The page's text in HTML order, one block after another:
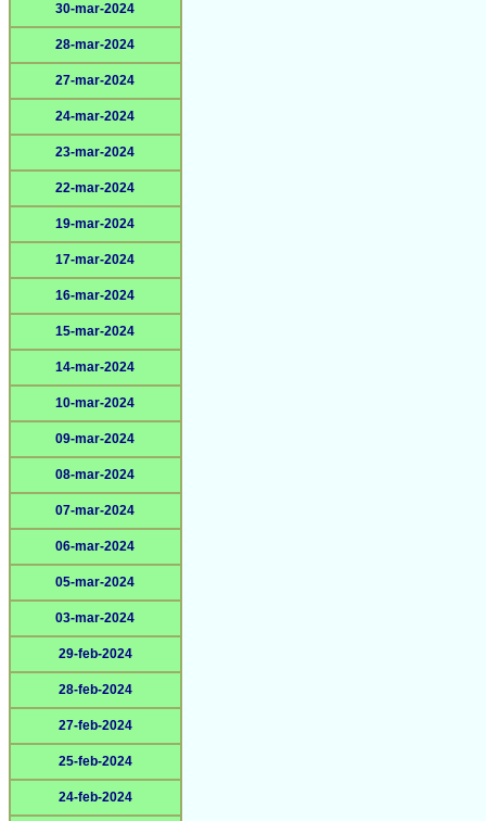
30-mar-2024
28-mar-2024
27-mar-2024
24-mar-2024
23-mar-2024
22-mar-2024
19-mar-2024
17-mar-2024
16-mar-2024
15-mar-2024
14-mar-2024
10-mar-2024
09-mar-2024
08-mar-2024
07-mar-2024
06-mar-2024
05-mar-2024
03-mar-2024
29-feb-2024
28-feb-2024
27-feb-2024
25-feb-2024
24-feb-2024